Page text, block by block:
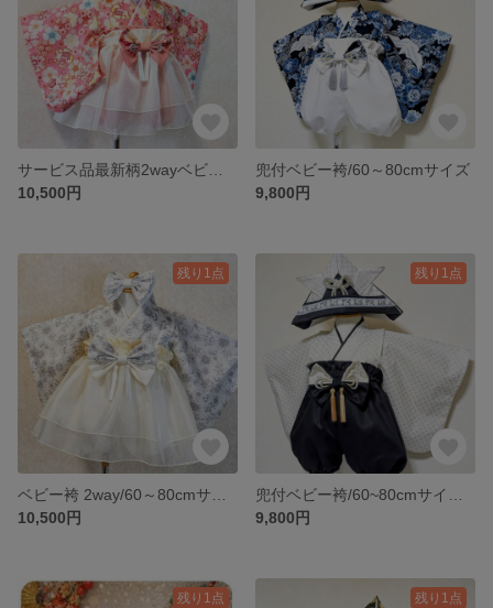
10,500円
兜付ベビー袴/60～80cmサイズ
9,800円
残り1点
10,500円
残り1点
9,800円
残り1点 残り1点